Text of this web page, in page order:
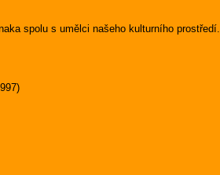
spolu s umělci našeho kulturního prostředí.